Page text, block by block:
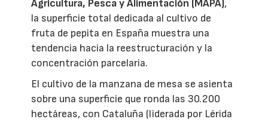
Agricultura, Pesca y Alimentación (MAPA),
la superficie total dedicada al cultivo de
fruta de pepita en España muestra una
tendencia hacia la reestructuración y la
concentración parcelaria.
El cultivo de la manzana de mesa se asienta
sobre una superficie que ronda las 30.200
hectáreas, con Cataluña (liderada por Lérida